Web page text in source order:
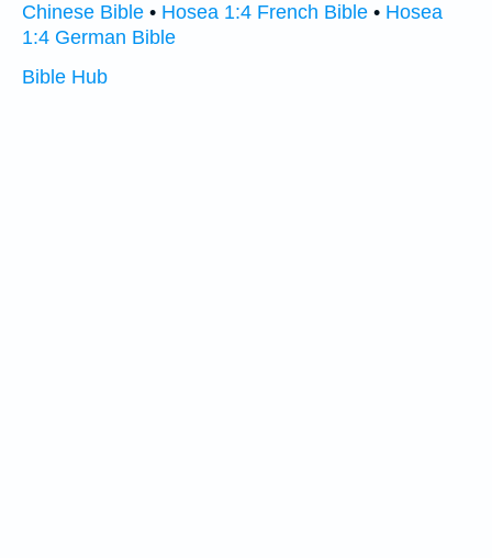
Chinese Bible • Hosea 1:4 French Bible • Hosea
1:4 German Bible
Bible Hub